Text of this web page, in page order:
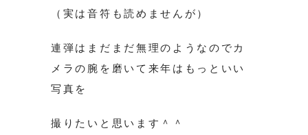
（実は音符も読めませんが）
連弾はまだまだ無理のようなのでカ
メラの腕を磨いて来年はもっといい
写真を
撮りたいと思います＾＾